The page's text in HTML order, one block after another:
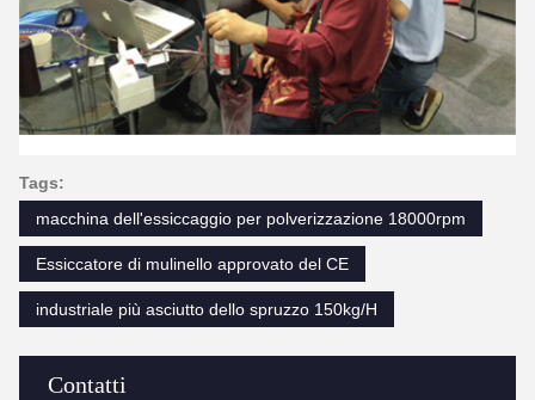
Contatti
Tags:
macchina dell'essiccaggio per polverizzazione 18000rpm
Essiccatore di mulinello approvato del CE
industriale più asciutto dello spruzzo 150kg/H